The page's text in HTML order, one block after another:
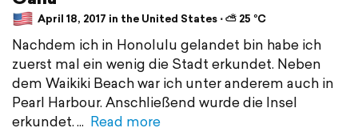
April 18, 2017 in the United States ⋅ ⛅ 25 °C
Nachdem ich in Honolulu gelandet bin habe ich
zuerst mal ein wenig die Stadt erkundet. Neben
dem Waikiki Beach war ich unter anderem auch in
Pearl Harbour. Anschließend wurde die Insel
erkundet.
Read more